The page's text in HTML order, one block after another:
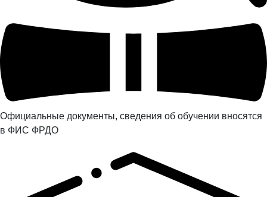
Официальные документы, сведения об обучении вносятся
в ФИС ФРДО